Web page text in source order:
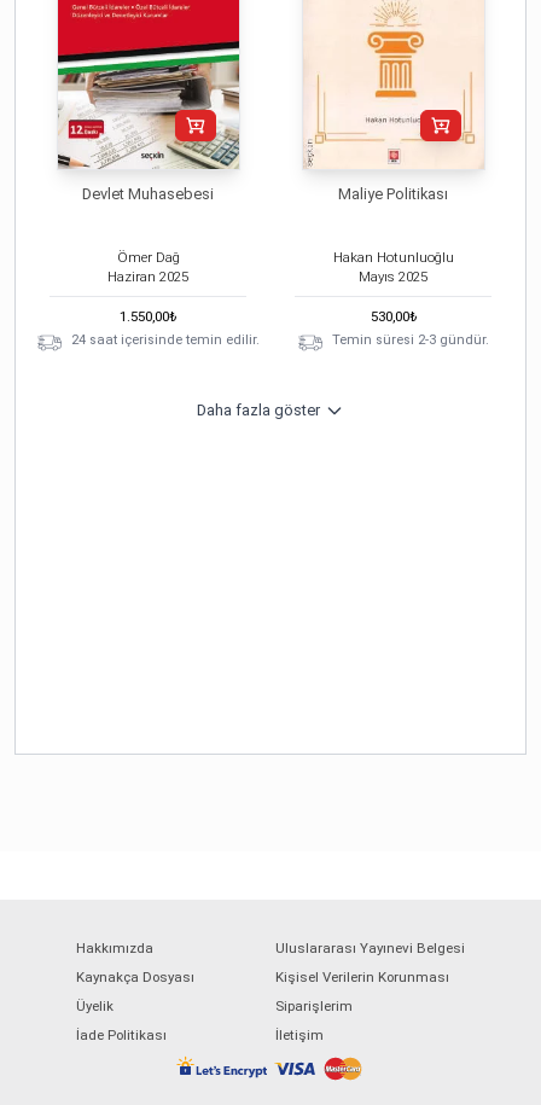
Devlet Muhasebesi
Ömer Dağ
Haziran 2025
1.550,00₺
24 saat içerisinde temin edilir.
Maliye Politikası
Hakan Hotunluoğlu
Mayıs 2025
530,00₺
Temin süresi 2-3 gündür.
Daha fazla göster
Hakkımızda
Uluslararası Yayınevi Belgesi
Kaynakça Dosyası
Kişisel Verilerin Korunması
Üyelik
Siparişlerim
İade Politikası
İletişim